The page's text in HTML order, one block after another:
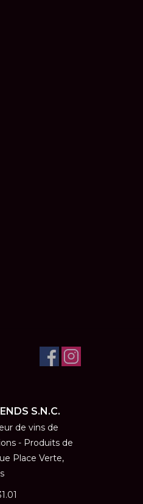
S.N.C.
de vins de
- Produits de
Place Verte,